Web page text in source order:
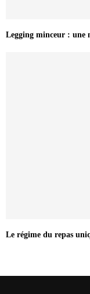
Legging minceur : une
Le régime du repas